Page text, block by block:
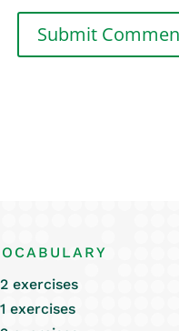
exercises
exercises